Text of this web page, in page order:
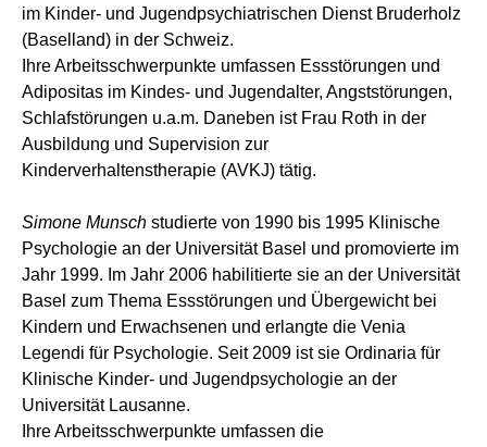
im Kinder- und Jugendpsychiatrischen Dienst Bruderholz
(Baselland) in der Schweiz.
Ihre Arbeitsschwerpunkte umfassen Essstörungen und
Adipositas im Kindes- und Jugendalter, Angststörungen,
Schlafstörungen u.a.m. Daneben ist Frau Roth in der
Ausbildung und Supervision zur
Kinderverhaltenstherapie (AVKJ) tätig.
Simone Munsch studierte von 1990 bis 1995 Klinische
Psychologie an der Universität Basel und promovierte im
Jahr 1999. Im Jahr 2006 habilitierte sie an der Universität
Basel zum Thema Essstörungen und Übergewicht bei
Kindern und Erwachsenen und erlangte die Venia
Legendi für Psychologie. Seit 2009 ist sie Ordinaria für
Klinische Kinder- und Jugendpsychologie an der
Universität Lausanne.
Ihre Arbeitsschwerpunkte umfassen die